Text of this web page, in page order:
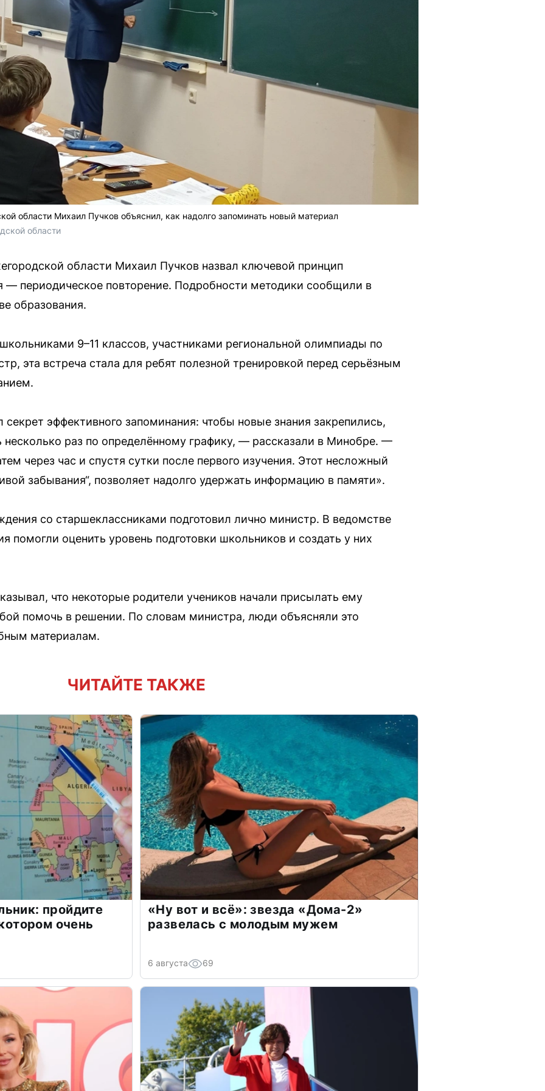
области Михаил Пучков объяснил, как надолго запоминать новый материал
области
области Михаил Пучков назвал ключевой принцип
— периодическое повторение. Подробности методики сообщили в
образования.
9–11 классов, участниками региональной олимпиады по
эта встреча стала для ребят полезной тренировкой перед серьёзным
эффективного запоминания: чтобы новые знания закрепились,
несколько раз по определённому графику, — рассказали в Минобре. —
через час и спустя сутки после первого изучения. Этот несложный
забывания“, позволяет надолго удержать информацию в памяти».
со старшеклассниками подготовил лично министр. В ведомстве
помогли оценить уровень подготовки школьников и создать у них
что некоторые родители учеников начали присылать ему
помочь в решении. По словам министра, люди объясняли это
материалам.
ЧИТАЙТЕ ТАКЖЕ
пройдите
очень
«Ну вот и всё»: звезда «Дома-2»
развелась с молодым мужем
6 августа 69